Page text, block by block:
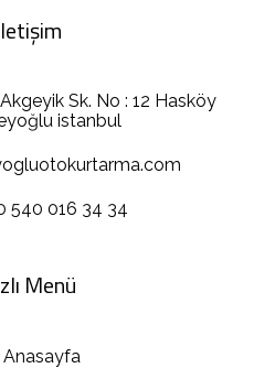
Sk. No : 12 Hasköy
istanbul
540 016 34 34
Menü
Anasayfa